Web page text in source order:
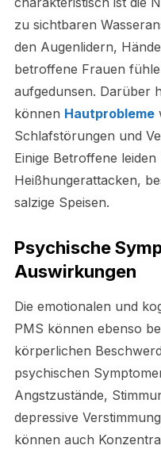
zu sichtbaren
den Augenlidern,
betroffene Frauen
aufgedunsen. Darüber
können Hautprobleme
Schlafstörungen und
Einige Betroffene
Heißhungerattacken,
salzige Speisen.
Psychische
Auswirkungen
Die emotionalen und
PMS können ebenso
körperlichen
psychischen
Angstzustände,
depressive
können auch